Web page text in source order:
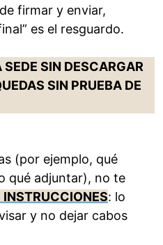
firmar y enviar,
es el resguardo.
SIN DESCARGAR
SIN PRUEBA DE
(por ejemplo, qué
qué adjuntar), no te
INSTRUCCIONES: lo
y no dejar cabos